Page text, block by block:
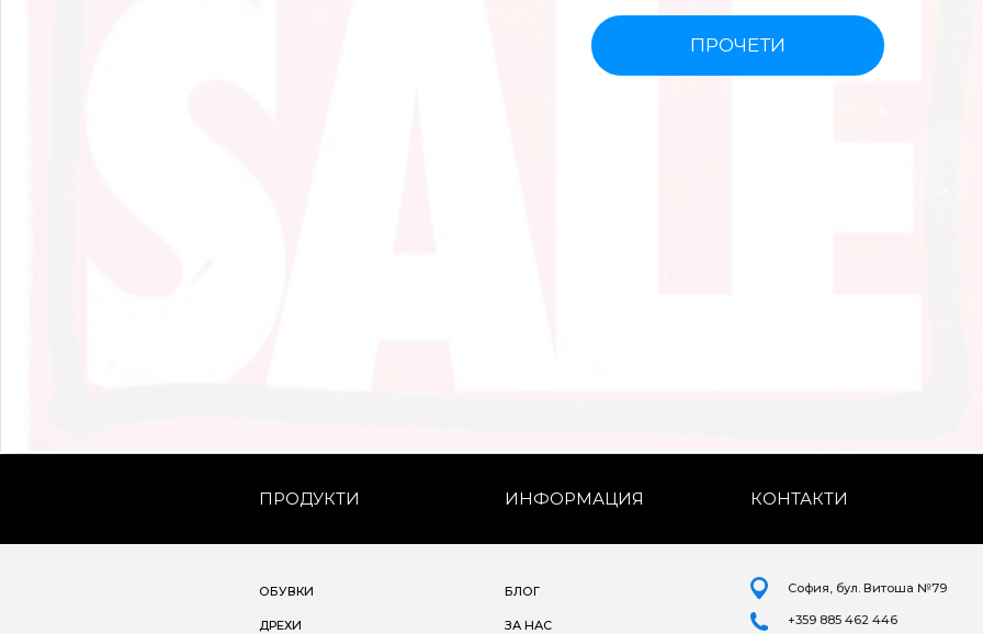
ПРОЧЕТИ
ПРОДУКТИ ИНФОРМАЦИЯ КОНТАКТИ
ОБУВКИ
ДРЕХИ
БЛОГ
ЗА НАС
София, бул. Витоша №79
+359 885 462 446